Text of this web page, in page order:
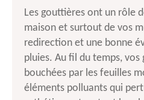
Les gouttières ont un rôle
maison et surtout de vos
redirection et une bonne
pluies. Au fil du temps,
bouchées par les feuilles
éléments polluants qui